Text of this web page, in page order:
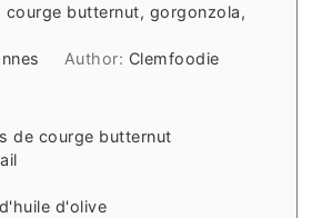
courge butternut, gorgonzola,
Author: Clemfoodie
de courge butternut
d'huile d'olive